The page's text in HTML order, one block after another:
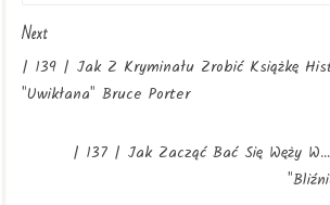
Next
| 139 | Jak Z Kryminału Zrobić Książkę
"Uwikłana" Bruce Porter
| 137 | Jak Zacząć Bać Się Węży